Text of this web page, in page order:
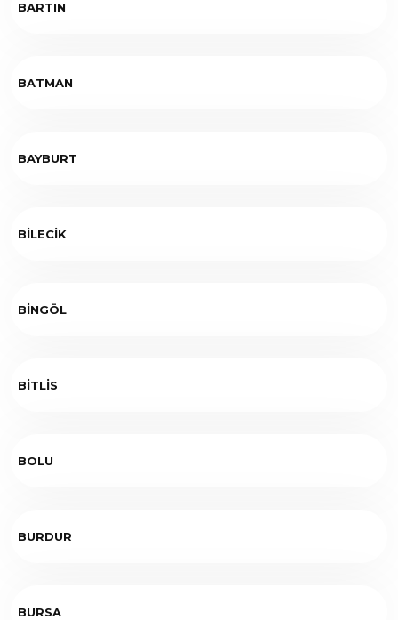
BARTIN
BATMAN
BAYBURT
BİLECİK
BİNGÖL
BİTLİS
BOLU
BURDUR
BURSA